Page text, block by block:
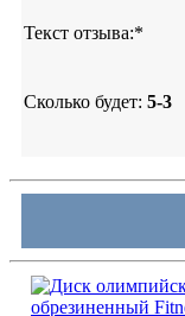
Текст отзыва:*
Сколько будет: 5-3